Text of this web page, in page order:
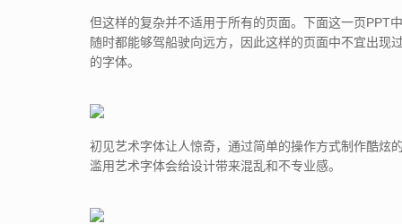
但这样的复杂并不适用于所有的页面。下面这一页PPT
随时都能够驾船驶向远方，因此这样的页面中不宜出现
的字体。
初见艺术字体让人惊奇，通过简单的操作方式制作酷炫
滥用艺术字体会给设计带来混乱和不专业感。